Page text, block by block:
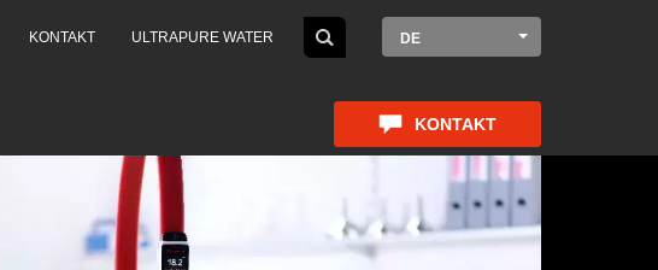
KONTAKT ULTRAPURE WATER DE
KONTAKT